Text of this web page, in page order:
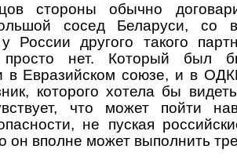
стороны обычно
сосед Беларуси, со
России другого такого
просто нет. Который
в Евразийском союзе, и в
которого хотела бы
что может пойти
не пуская
он вполне может выполнить